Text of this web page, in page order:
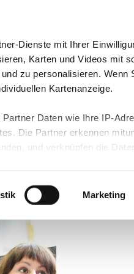
Dienste mit Ihrer
Karten und Videos mit
zu personalisieren. Wenn
Kartenanzeige.
Daten wie Ihre IP-
Die Partner erkennen
und verknüpfen die Daten
Datenschutzniveau
und in unsererCookie-
aktiviert sind, müssen Sie
über Ihre Einwilligung für
Zukunft widerrufen. Bitte
Marketing
Jobs & Karriere